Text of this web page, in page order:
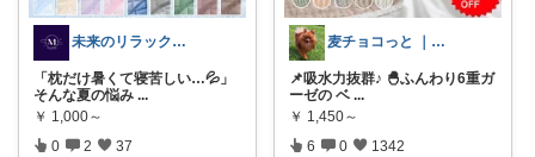
未来のリラックスグッズと薔薇ROOM
「枕だけ暑くて寝苦しい…💦」
そんな夏の悩み ...
￥ 1,000～
0 2 37
麦チョコっと ｜ キッズ＆ベビー 夏
📌吸水力抜群♪ 🐣ふんわり6重ガ
ーゼの ベ ...
￥ 1,450～
6 0 1342